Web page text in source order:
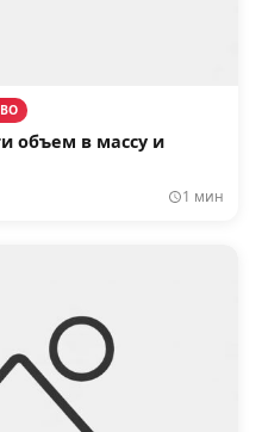
объем в массу и
1 мин